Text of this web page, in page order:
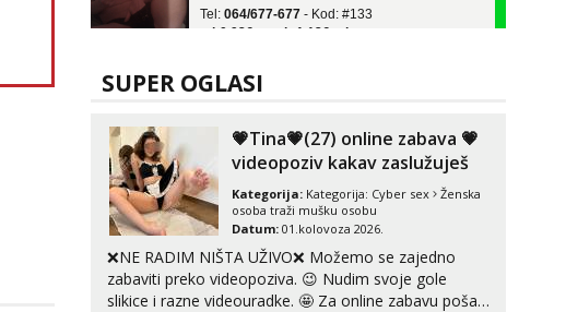
tel:0,93€ - mob:1,12€ min
Čekam tvoj poziv!
Anđela
Čekam tvoj poziv!
Tel: 064/677-677 - Kod: #142
tel:0,93€ - mob:1,12€ min
SUPER OGLASI
💗Tina💗(27) online zabava 💗
videopoziv kakav zaslužuješ
Kategorija: Kategorija: Cyber sex
Ženska
osoba traži mušku osobu
Datum: 01.kolovoza 2026.
❌NE RADIM NIŠTA UŽIVO❌ Možemo se zajedno
zabaviti preko videopoziva. 😉 Nudim svoje gole
slikice i razne videouradke. 🤩 Za online zabavu pošalji